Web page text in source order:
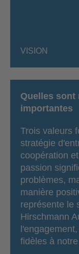
VISION
Quelles sont
importantes
Trois valeurs
stratégie
coopération
passion
problèmes,
manière
représente le
Hirschmann
fidèles à